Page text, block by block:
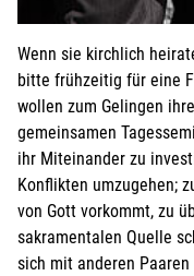
HINWEISE
in der
Weitere
für die weiteren
Kosten
Ich melde
Wenn sie kirchlich
bitte frühzeitig für eine
wollen zum Gelingen
gemeinsamen
ihr Miteinander zu
Konflikten umzugehen;
von Gott vorkommt, zu
sakramentalen Quelle
sich mit anderen